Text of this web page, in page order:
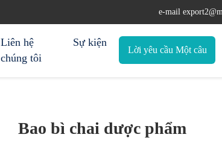
e-mail
Liên hệ
chúng tôi
Sự kiện
Lời yêu cầu Một câu
Bao bì chai dược phẩm